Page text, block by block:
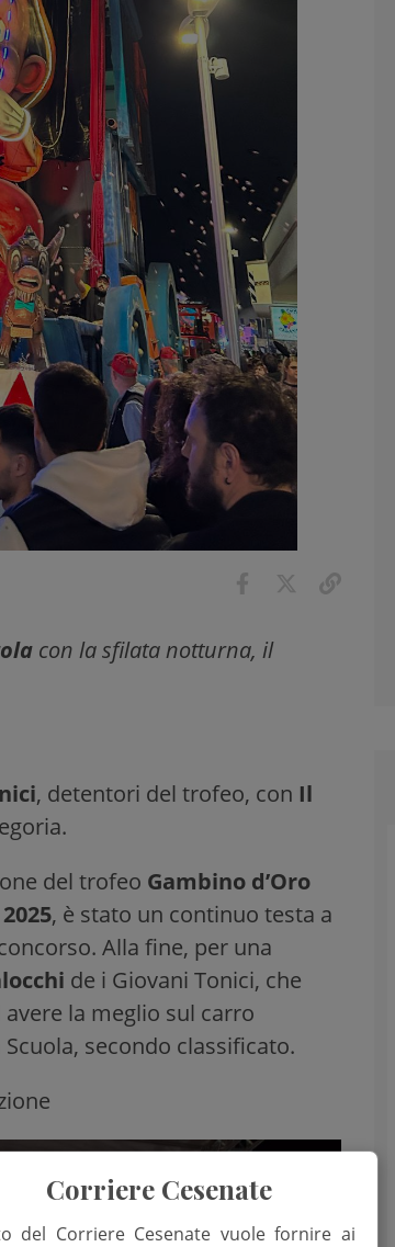
con la sfilata notturna, il
, detentori del trofeo, con Il
del trofeo Gambino d’Oro
, è stato un continuo testa a
Alla fine, per una
de i Giovani Tonici, che
la meglio sul carro
secondo classificato.
Corriere Cesenate
del Corriere Cesenate vuole fornire ai